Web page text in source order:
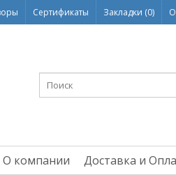
Сертификаты Закладки (0)
О компании Доставка и